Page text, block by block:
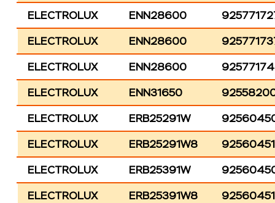
ELECTROLUX
ENN28600
ELECTROLUX
ENN28600
ELECTROLUX
ENN28600
ELECTROLUX
ENN31650
ELECTROLUX
ERB25291W
ELECTROLUX
ERB25291W8
ELECTROLUX
ERB25391W
ELECTROLUX
ERB25391W8